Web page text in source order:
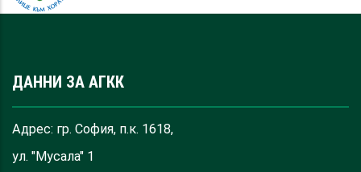
ДАННИ ЗА АГКК
Адрес: гр. София, п.к. 1618,
ул. "Мусала" 1